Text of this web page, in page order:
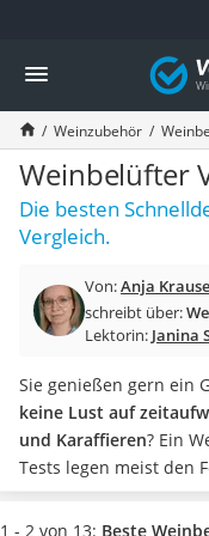
Die beliebtesten
Haushalt
Wassersprudler
Zentralstaubsauger
Brotbackautomat
Wischroboter
Wäschespinne
Industriestaubsauger
Akku-Staubsauger
Eierkocher
Saug-Wisch-Roboter
Handstaubsauger
Milchaufschäumer
Kondenstrockner
Reiskocher
Heißwasserspender
Vergleich
Weinzubehör
Weinbelüfter
Die besten
Vergleich.
Von:Anja Krause
schreibt über:
Lektorin: Janina
Sie genießen gern ein
keine Lust auf
und Karaffieren? Ein
Tests legen meist den
Belüftungsergebnis
Weitere
1 - 2 von 13: Beste